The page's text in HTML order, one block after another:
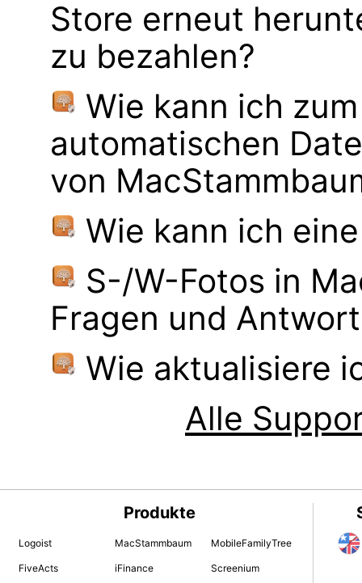
Store erneut
zu bezahlen?
Wie kann ich
automatischen
von
Wie kann ich
S-/W-Fotos in
Fragen und
Wie aktualisiere
Alle
Produkte
Logoist MacStammbaum MobileFamilyTree
FiveActs iFinance Screenium